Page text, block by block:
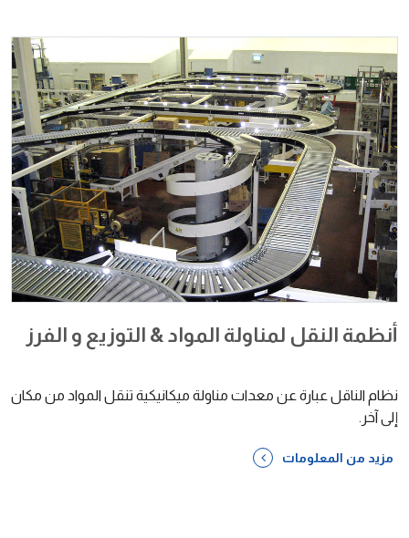
أنظمة النقل لمناولة المواد & التوزيع و الفرز
نظام الناقل عبارة عن معدات مناولة ميكانيكية تنقل المواد من مكان
إلى آخر.
مزيد من المعلومات